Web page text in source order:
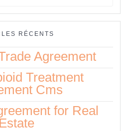
:
RÉCENTS
Agreement
Treatment
Cms
for Real
Estate